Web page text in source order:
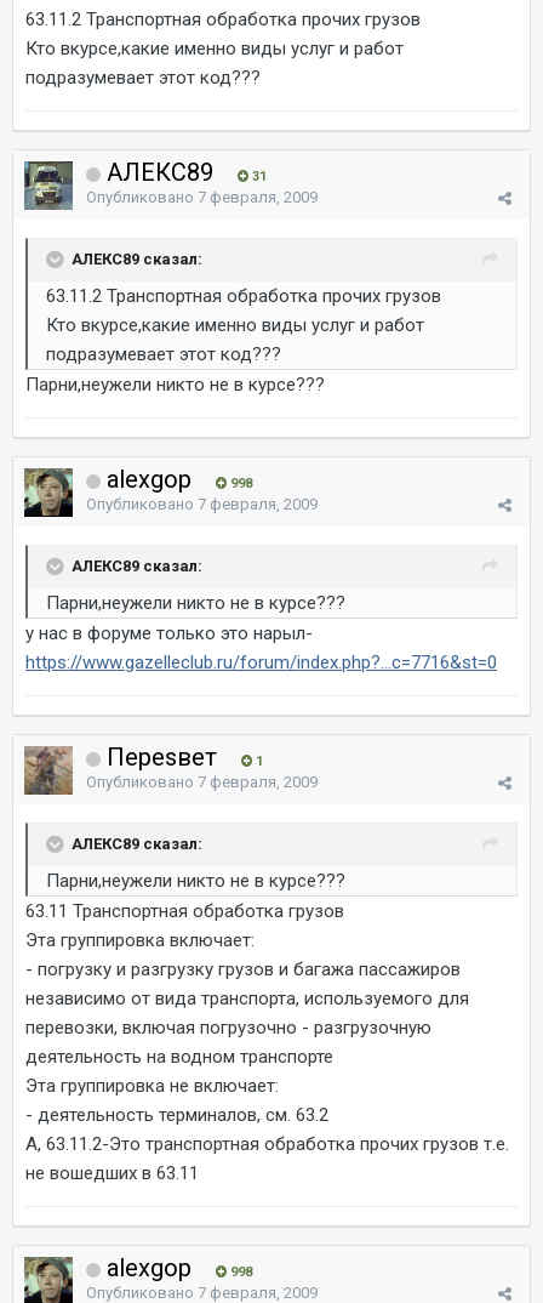
63.11.2 Транспортная обработка прочих грузов
Кто вкурсе,какие именно виды услуг и работ
подразумевает этот код???
АЛЕКС89 31
Опубликовано 7 февраля, 2009
АЛЕКС89 сказал:
63.11.2 Транспортная обработка прочих грузов
Кто вкурсе,какие именно виды услуг и работ
подразумевает этот код???
Парни,неужели никто не в курсе???
alexgop 998
Опубликовано 7 февраля, 2009
АЛЕКС89 сказал:
Парни,неужели никто не в курсе???
у нас в форуме только это нарыл-
https://www.gazelleclub.ru/forum/index.php?...c=7716&st=0
Переsвет 1
Опубликовано 7 февраля, 2009
АЛЕКС89 сказал:
Парни,неужели никто не в курсе???
63.11 Транспортная обработка грузов
Эта группировка включает:
- погрузку и разгрузку грузов и багажа пассажиров
независимо от вида транспорта, используемого для
перевозки, включая погрузочно - разгрузочную
деятельность на водном транспорте
Эта группировка не включает:
- деятельность терминалов, см. 63.2
А, 63.11.2-Это транспортная обработка прочих грузов т.е.
не вошедших в 63.11
alexgop 998
Опубликовано 7 февраля, 2009